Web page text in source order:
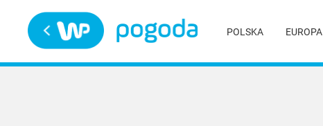
POLSKA EUROPA